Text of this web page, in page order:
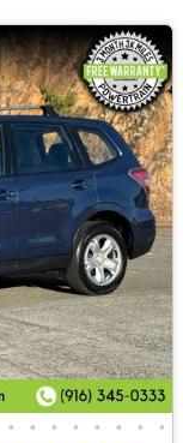
• • • • • • • •